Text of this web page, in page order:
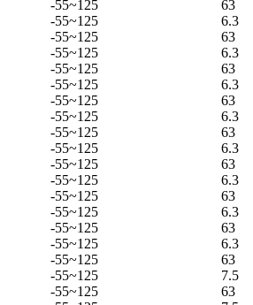
-55~125
63
-55~125
6.3
-55~125
63
-55~125
6.3
-55~125
63
-55~125
6.3
-55~125
63
-55~125
6.3
-55~125
63
-55~125
6.3
-55~125
63
-55~125
6.3
-55~125
63
-55~125
6.3
-55~125
63
-55~125
6.3
-55~125
63
-55~125
7.5
-55~125
63